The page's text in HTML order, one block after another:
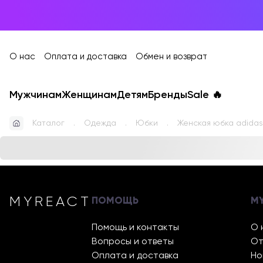
О нас Оплата и доставка Обмен и возврат
МужчинамЖенщинамДетям БрендыSale 🔥
Каталог Одежда Юбки Женская юбка adidas
MYREACT ПОМОЩЬ
Помощь и контакты
Вопросы и ответы
Оплата и доставка
О